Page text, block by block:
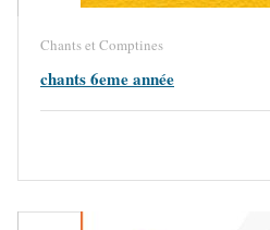
Chants et Comptines
chants 6eme année